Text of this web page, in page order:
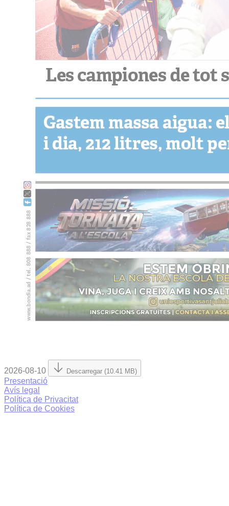
2026-08-10 Descarregar (10.41 MB)
Presentació
Avís legal
Política de Privacitat
Política de Cookies